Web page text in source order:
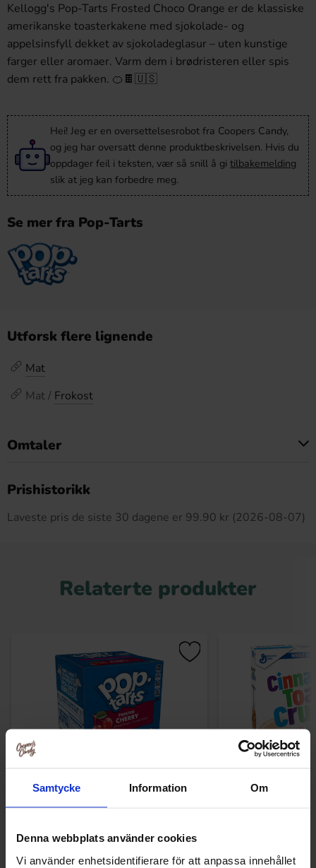
Samtycke Information Om
Denna webbplats använder cookies
Vi använder enhetsidentifierare för att anpassa innehållet
Kellogg's Pop-Tarts Frosted Choco Orange er de klassiske
amerikanske toasterkakene med sjokolade- og
appelsinsfyll dekket av sjokoladeglasur – uten kunstige
farger eller aromaer. Varm dem i brødristeren eller spis
dem rett fra pakken. 🍊🍫🇺🇸
Hei! Jeg er en oversettelsesrobot fra Coopers Candy,
og jeg har oversatt denne produktbeskrivelsen. Hvis du
oppdager feil i teksten, vær så snill å gi tilbakemelding
slik at jeg kan forbedre meg.
Se mer fra Pop-Tarts
Utforsk flere lignende
Mat
Mat / Frokost
Omtaler
Prishistorikk
Laveste pris de siste 30 dagene er 99.90 kr (2026-08-07)
Relaterte produkter